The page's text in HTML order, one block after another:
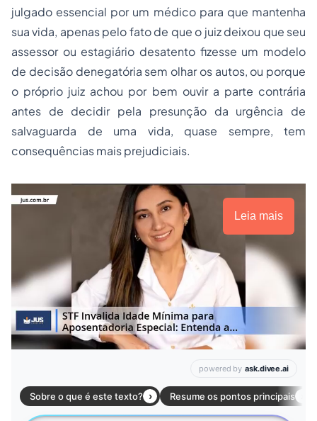
julgado essencial por um médico para que mantenha
sua vida, apenas pelo fato de que o juiz deixou que seu
assessor ou estagiário desatento fizesse um modelo
de decisão denegatória sem olhar os autos, ou porque
o próprio juiz achou por bem ouvir a parte contrária
antes de decidir pela presunção da urgência de
salvaguarda de uma vida, quase sempre, tem
consequências mais prejudiciais.
Leia mais